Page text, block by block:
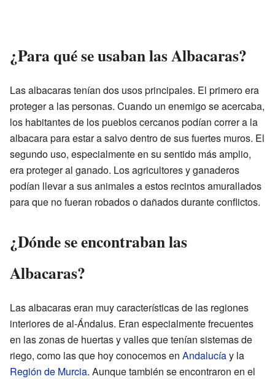
¿Para qué se usaban las Albacaras?
Las albacaras tenían dos usos principales. El primero era
proteger a las personas. Cuando un enemigo se acercaba,
los habitantes de los pueblos cercanos podían correr a la
albacara para estar a salvo dentro de sus fuertes muros. El
segundo uso, especialmente en su sentido más amplio,
era proteger al ganado. Los agricultores y ganaderos
podían llevar a sus animales a estos recintos amurallados
para que no fueran robados o dañados durante conflictos.
¿Dónde se encontraban las
Albacaras?
Las albacaras eran muy características de las regiones
interiores de al-Ándalus. Eran especialmente frecuentes
en las zonas de huertas y valles que tenían sistemas de
riego, como las que hoy conocemos en Andalucíay la
Región de Murcia. Aunque también se encontraron en el